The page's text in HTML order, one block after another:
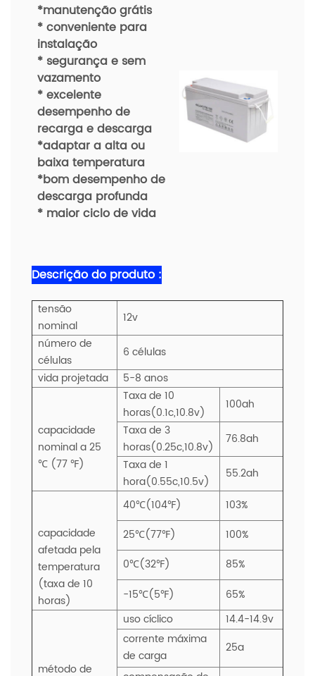
*manutenção grátis
* conveniente para
instalação
* segurança e sem
vazamento
* excelente
desempenho de
recarga e descarga
*adaptar a alta ou
baixa temperatura
*bom desempenho de
descarga profunda
* maior ciclo de vida
Descrição do produto :
tensão
nominal
12v
número de
células
6 células
vida projetada
5-8 anos
capacidade
nominal a 25
℃ (77 ℉)
Taxa de 10
horas(0.1c,10.8v)
100ah
Taxa de 3
horas(0.25c,10.8v)
76.8ah
Taxa de 1
hora(0.55c,10.5v)
55.2ah
capacidade
afetada pela
temperatura
(taxa de 10
horas)
40℃(104℉)
103%
25℃(77℉)
100%
0℃(32℉)
85%
-15℃(5℉)
65%
método de
uso cíclico
14.4-14.9v
corrente máxima
de carga
25a